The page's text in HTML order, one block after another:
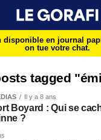
disponible en journal
on tue votre chat.
tagged
Il y a 8 ans
Boyard : Qui se
?